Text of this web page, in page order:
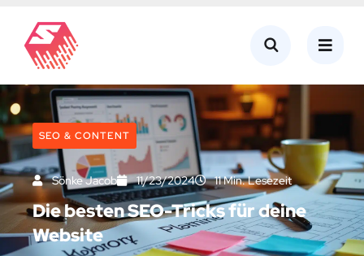
SEO & CONTENT
Sönke Jacob 11/23/2024 11 Min. Lesezeit
Die besten SEO-Tricks für deine
Website